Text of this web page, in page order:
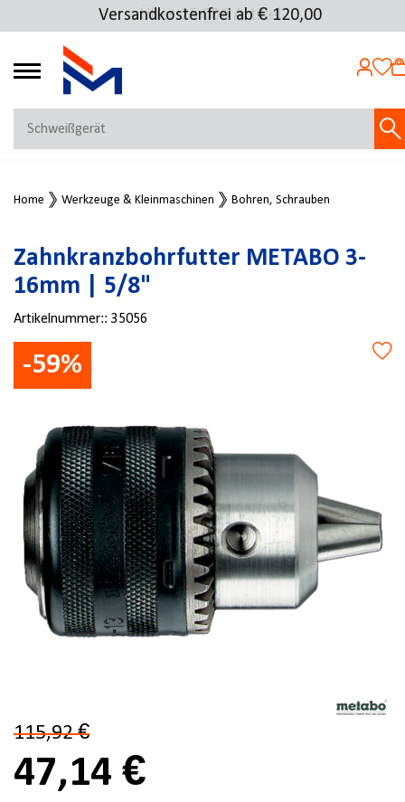
Über 25.000 Artikel
Versandkostenfrei ab € 120,00
4.72
MEIN KONTO
Jetzt anmelden
NEU BEI FMOSER?
Jetzt registrieren
Home Werkzeuge & Kleinmaschinen Bohren, Schrauben
Zahnkranzbohrfutter METABO 3-
16mm | 5/8"
Artikelnummer:: 35056
-59%
115,92 €
47,14 €